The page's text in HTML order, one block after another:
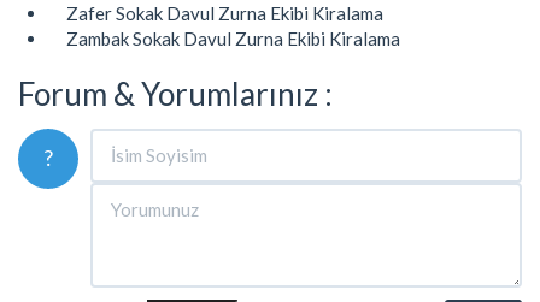
Zafer Sokak Davul Zurna Ekibi Kiralama
Zambak Sokak Davul Zurna Ekibi Kiralama
Forum & Yorumlarınız :
?